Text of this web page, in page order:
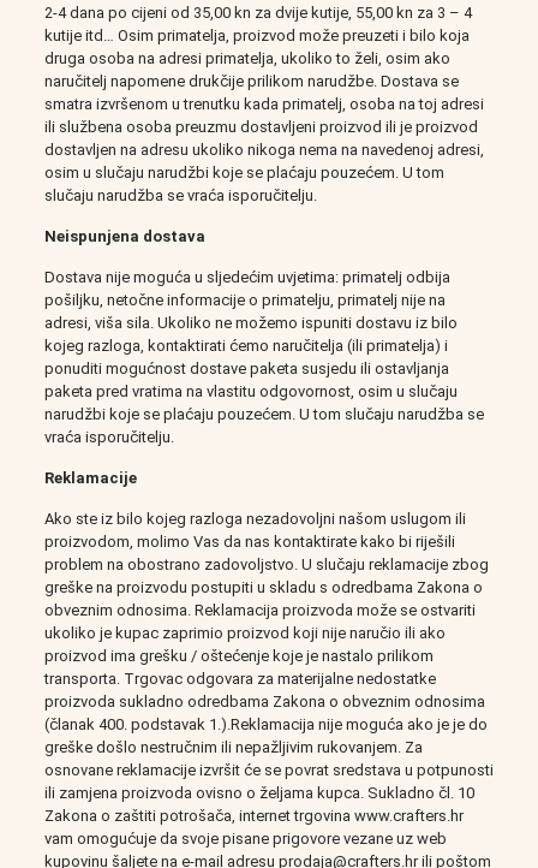
2-4 dana po cijeni od 35,00 kn za dvije kutije, 55,00 kn za 3 – 4
kutije itd… Osim primatelja, proizvod može preuzeti i bilo koja
druga osoba na adresi primatelja, ukoliko to želi, osim ako
naručitelj napomene drukčije prilikom narudžbe. Dostava se
smatra izvršenom u trenutku kada primatelj, osoba na toj adresi
ili službena osoba preuzmu dostavljeni proizvod ili je proizvod
dostavljen na adresu ukoliko nikoga nema na navedenoj adresi,
osim u slučaju narudžbi koje se plaćaju pouzećem. U tom
slučaju narudžba se vraća isporučitelju.
Neispunjena dostava
Dostava nije moguća u sljedećim uvjetima: primatelj odbija
pošiljku, netočne informacije o primatelju, primatelj nije na
adresi, viša sila. Ukoliko ne možemo ispuniti dostavu iz bilo
kojeg razloga, kontaktirati ćemo naručitelja (ili primatelja) i
ponuditi mogućnost dostave paketa susjedu ili ostavljanja
paketa pred vratima na vlastitu odgovornost, osim u slučaju
narudžbi koje se plaćaju pouzećem. U tom slučaju narudžba se
vraća isporučitelju.
Reklamacije
Ako ste iz bilo kojeg razloga nezadovoljni našom uslugom ili
proizvodom, molimo Vas da nas kontaktirate kako bi riješili
problem na obostrano zadovoljstvo. U slučaju reklamacije zbog
greške na proizvodu postupiti u skladu s odredbama Zakona o
obveznim odnosima. Reklamacija proizvoda može se ostvariti
ukoliko je kupac zaprimio proizvod koji nije naručio ili ako
proizvod ima grešku / oštećenje koje je nastalo prilikom
transporta. Trgovac odgovara za materijalne nedostatke
proizvoda sukladno odredbama Zakona o obveznim odnosima
(članak 400. podstavak 1.).Reklamacija nije moguća ako je je do
greške došlo nestručnim ili nepažljivim rukovanjem. Za
osnovane reklamacije izvršit će se povrat sredstava u potpunosti
ili zamjena proizvoda ovisno o željama kupca. Sukladno čl. 10
Zakona o zaštiti potrošača, internet trgovina www.crafters.hr
vam omogućuje da svoje pisane prigovore vezane uz web
kupovinu šaljete na e-mail adresu prodaja@crafters.hr ili poštom